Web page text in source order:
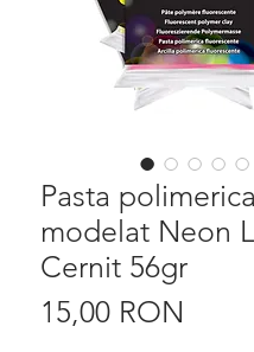
Pasta
modelat Neon
Cernit 56gr
15,00 RON